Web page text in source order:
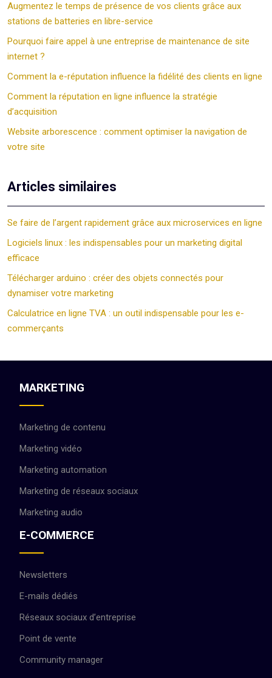
Augmentez le temps de présence de vos clients grâce aux
stations de batteries en libre-service
Pourquoi faire appel à une entreprise de maintenance de site
internet ?
Comment la e-réputation influence la fidélité des clients en ligne
Comment la réputation en ligne influence la stratégie
d’acquisition
Website arborescence : comment optimiser la navigation de
votre site
Articles similaires
Se faire de l’argent rapidement grâce aux microservices en ligne
Logiciels linux : les indispensables pour un marketing digital
efficace
Télécharger arduino : créer des objets connectés pour
dynamiser votre marketing
Calculatrice en ligne TVA : un outil indispensable pour les e-
commerçants
MARKETING
Marketing de contenu
Marketing vidéo
Marketing automation
Marketing de réseaux sociaux
Marketing audio
E-COMMERCE
Newsletters
E-mails dédiés
Réseaux sociaux d’entreprise
Point de vente
Community manager